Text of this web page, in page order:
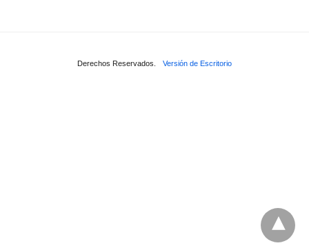
Derechos Reservados. Versión de Escritorio